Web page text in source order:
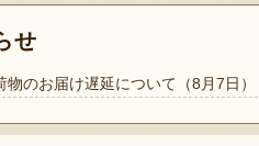
せ
のお届け遅延について（8月7日）